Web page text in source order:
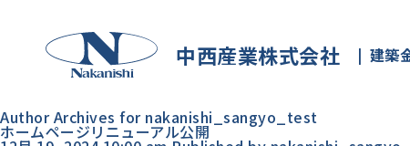
中西産業株式会社 建築
Author Archives for nakanishi_sangyo_test
ホームページリニューアル公開